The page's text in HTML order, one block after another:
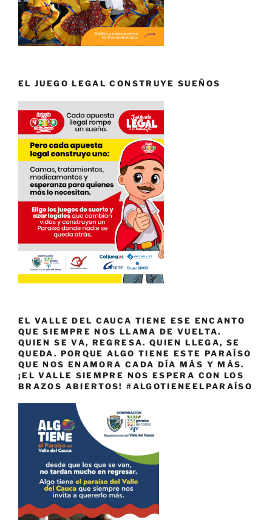
EL JUEGO LEGAL CONSTRUYE SUEÑOS
EL VALLE DEL CAUCA TIENE ESE ENCANTO
QUE SIEMPRE NOS LLAMA DE VUELTA.
QUIEN SE VA, REGRESA. QUIEN LLEGA, SE
QUEDA. PORQUE ALGO TIENE ESTE PARAÍSO
QUE NOS ENAMORA CADA DÍA MÁS Y MÁS.
¡EL VALLE SIEMPRE NOS ESPERA CON LOS
BRAZOS ABIERTOS! #ALGOTIENEELPARAÍSO